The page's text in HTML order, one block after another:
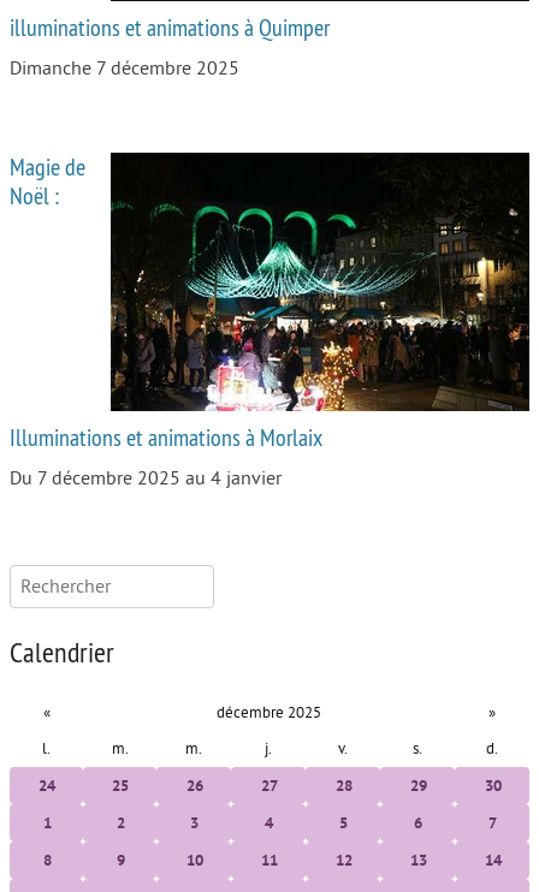
illuminations et animations à Quimper
Dimanche 7 décembre 2025
Magie de
Noël :
Illuminations et animations à Morlaix
Du 7 décembre 2025 au 4 janvier
Rechercher :
Calendrier
« décembre 2025 »
l. m. m. j. v. s. d.
24 25 26 27 28 29 30
1 2 3 4 5 6 7
8 9 10 11 12 13 14